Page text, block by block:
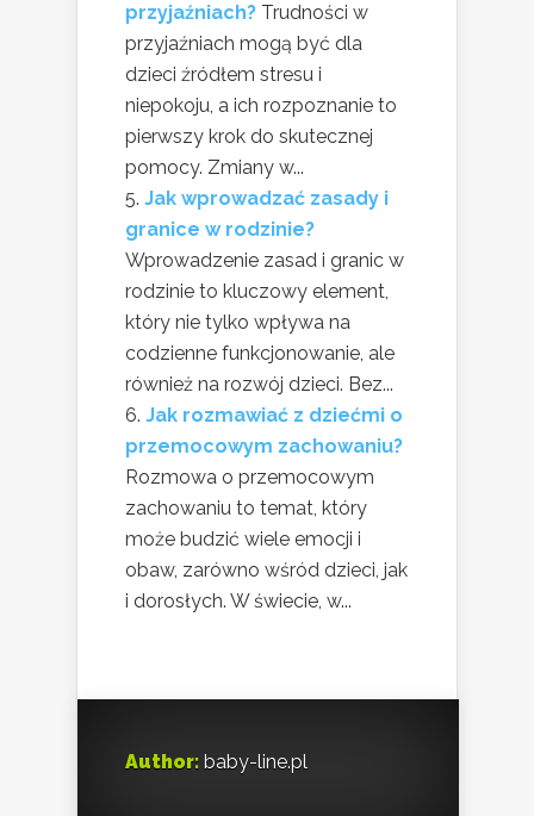
przyjaźniach? Trudności w
przyjaźniach mogą być dla
dzieci źródłem stresu i
niepokoju, a ich rozpoznanie to
pierwszy krok do skutecznej
pomocy. Zmiany w...
Jak wprowadzać zasady i
granice w rodzinie?
Wprowadzenie zasad i granic w
rodzinie to kluczowy element,
który nie tylko wpływa na
codzienne funkcjonowanie, ale
również na rozwój dzieci. Bez...
Jak rozmawiać z dziećmi o
przemocowym zachowaniu?
Rozmowa o przemocowym
zachowaniu to temat, który
może budzić wiele emocji i
obaw, zarówno wśród dzieci, jak
i dorosłych. W świecie, w...
Author: baby-line.pl